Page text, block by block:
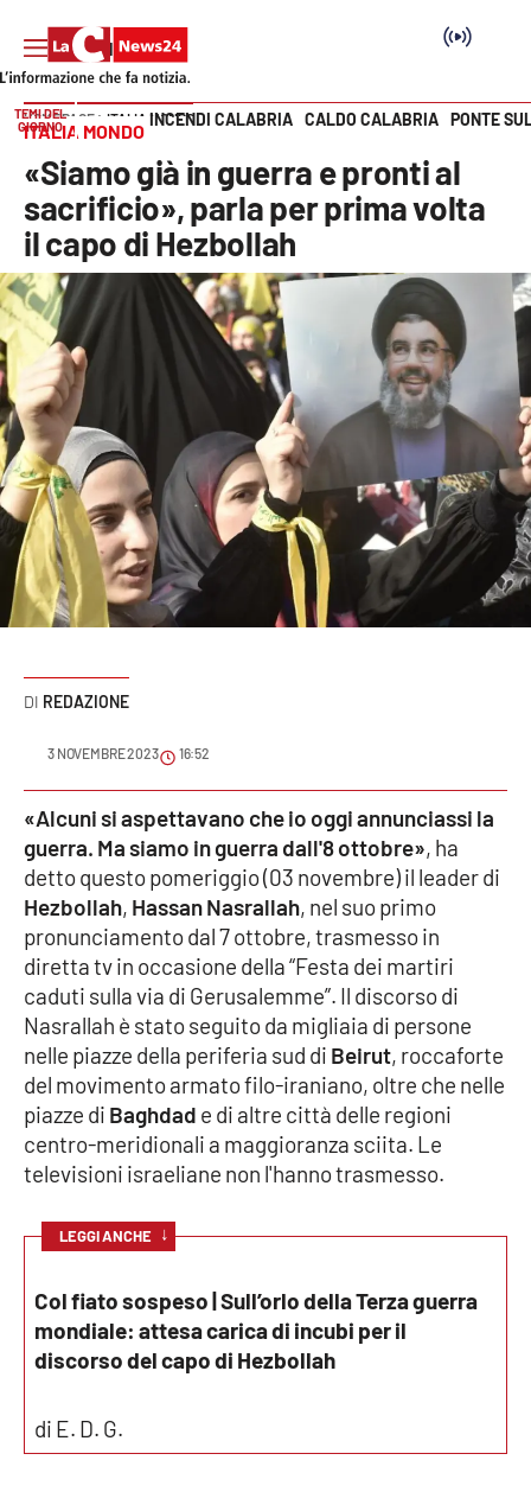
SEZIONI
Cronaca
Politica
Attualità
Economia e lavoro
Italia Mondo
Sanità
Sport
Meteo
Editoriali
VIDEO
Ambiente
Cronaca
Cultura
Economia e Lavoro
Politica
Sanità
Società
Sport
Vai
TEMI DEL
GIORNO
INCENDI CALABRIA CALDO CALABRIA PONTE
HOME PAGE ITALIA MONDO
ITALIA MONDO
«Siamo già in guerra e pronti al
sacrificio», parla per prima volta
il capo di Hezbollah
REDAZIONE
3 NOVEMBRE 2023 16:52
«Alcuni si aspettavano che io oggi annunciassi la
guerra. Ma siamo in guerra dall'8 ottobre», ha
detto questo pomeriggio (03 novembre) il leader di
Hezbollah, Hassan Nasrallah, nel suo primo
pronunciamento dal 7 ottobre, trasmesso in
diretta tv in occasione della “Festa dei martiri
caduti sulla via di Gerusalemme”. Il discorso di
Nasrallah è stato seguito da migliaia di persone
nelle piazze della periferia sud di Beirut, roccaforte
del movimento armato filo-iraniano, oltre che nelle
piazze di Baghdad e di altre città delle regioni
centro-meridionali a maggioranza sciita. Le
televisioni israeliane non l'hanno trasmesso.
LEGGI ANCHE ↓
Col fiato sospeso | Sull’orlo della Terza guerra
mondiale: attesa carica di incubi per il
discorso del capo di Hezbollah
di E. D. G.